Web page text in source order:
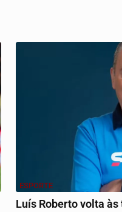
ESPORTE
Luís Roberto volta